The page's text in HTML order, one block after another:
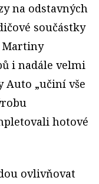
na odstavných
součástky
Martiny
i nadále velmi
Auto „učiní vše
hotové
ovlivňovat